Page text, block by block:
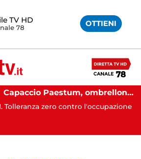
TV HD
78 OTTIENI
Capaccio Paestum, ombrellone selvaggio: blitz della Municipale, sgomberate tutte le spiagge libere
Tolleranza zero contro l'occupazione